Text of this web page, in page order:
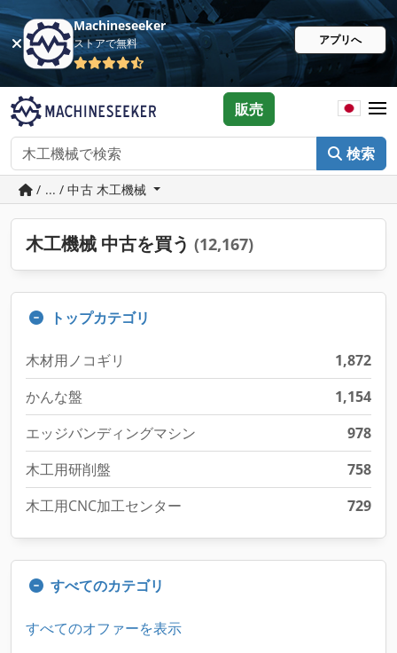
Machineseeker
ストアで無料 アプリへ
検索
販売
/ ... / 中古 木工機械
木工機械 中古を買う (12,167)
トップカテゴリ
木材用ノコギリ
1,872
かんな盤
1,154
エッジバンディングマシン
978
木工用研削盤
758
木工用CNC加工センター
729
すべてのカテゴリ
すべてのオファーを表示